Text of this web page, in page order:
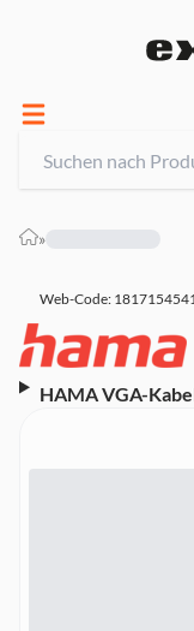
»
Web-Code:
HAMA VGA-